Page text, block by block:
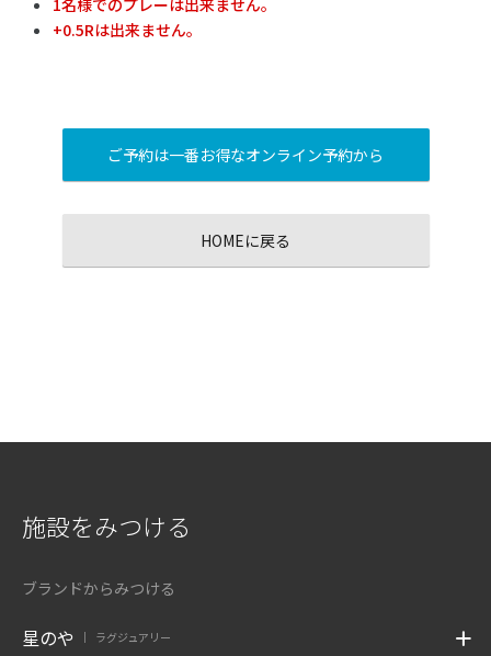
+0.5Rは出来ません。
ご予約は一番お得なオンライン予約から
HOMEに戻る
施設をみつける
ブランドからみつける
星のや ラグジュアリー